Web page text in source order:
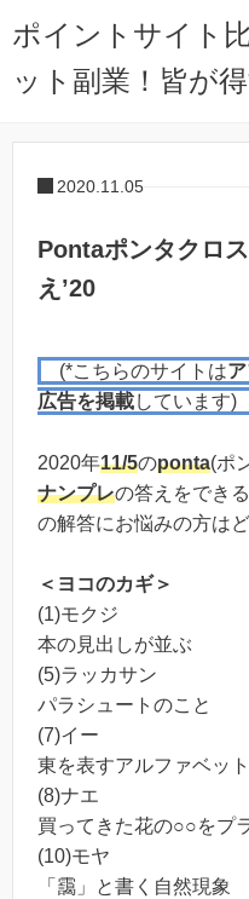
ポイントサイト
ット副業！皆が
2020.11.05
Pontaポンタクロ
え’20
(*こちらのサイトは
広告を掲載しています)
2020年11/5のponta(ポ
ナンプレの答えをでき
の解答にお悩みの方はど
＜ヨコのカギ＞
(1)モクジ
本の見出しが並ぶ
(5)ラッカサン
パラシュートのこと
(7)イー
東を表すアルファベット
(8)ナエ
買ってきた花の○○をプ
(10)モヤ
「靄」と書く自然現象